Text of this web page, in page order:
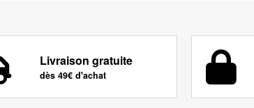
Livraison gratuite
dès 49€ d'achat